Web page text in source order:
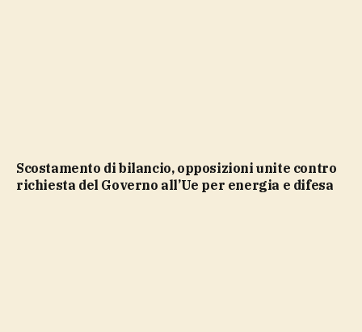
Scostamento di bilancio, opposizioni unite contro
richiesta del Governo all’Ue per energia e difesa